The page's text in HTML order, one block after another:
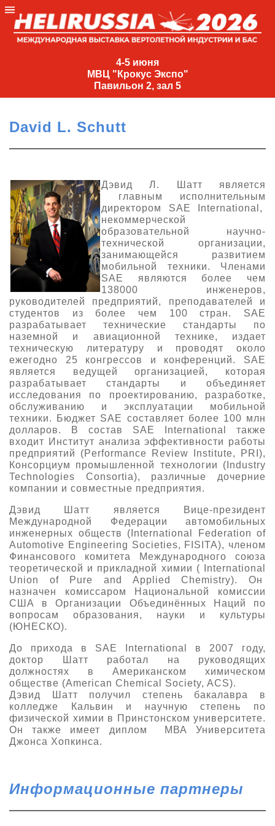
4-5 июня
МВЦ "Крокус Экспо"
Павильон 2, зал 5
4-
МВЦ
Экспо"
Павильон
зал
5
+7
(495)
477-
33-81
О выставке
Партнеры выставки
Крокус Экспо
Даты будущих выставок
Документы
Контакты
Для участников
Заявка на участие
Заочное участие
Прилет на выставку
Основные требования МВЦ «Крокус Экспо»
Для посетителей
Место проведения HeliRussia
Схема проезда
Правила доступа и пребывания Крокус Экспо
Для СМИ
Аккредитация прессы
Условия инфопартнёрства
Положение об аккредитации
Публикации о выставке
Архив
David L. Schutt
Дэвид Л. Шатт является
главным исполнительным
директором SAE International,
некоммерческой
образовательной научно-
технической организации,
занимающейся развитием
мобильной техники. Членами
SAE являются более чем
138000 инженеров,
руководителей предприятий, преподавателей и
студентов из более чем 100 стран. SAE
разрабатывает технические стандарты по
наземной и авиационной технике, издает
техническую литературу и проводят около
ежегодно 25 конгрессов и конференций. SAE
является ведущей организацией, которая
разрабатывает стандарты и объединяет
исследования по проектированию, разработке,
обслуживанию и эксплуатации мобильной
техники. Бюджет SAE составляет более 100 млн
долларов. В состав SAE International также
входит Институт анализа эффективности работы
предприятий (Performance Review Institute, PRI),
Консорциум промышленной технологии (Industry
Technologies Consortia), различные дочерние
компании и совместные предприятия.
Дэвид Шатт является Вице-президент
Международной Федерации автомобильных
инженерных обществ (International Federation of
Automotive Engineering Societies, FISITA), членом
Финансового комитета Международного союза
теоретической и прикладной химии ( International
Union of Pure and Applied Chemistry). Он
назначен комиссаром Национальной комиссии
США в Организации Объединённых Наций по
вопросам образования, науки и культуры
(ЮНЕСКО).
До прихода в SAE International в 2007 году,
доктор Шатт работал на руководящих
должностях в Американском химическом
обществе (American Chemical Society, ACS).
Дэвид Шатт получил степень бакалавра в
колледже Кальвин и научную степень по
физической химии в Принстонском университете.
Он также имеет диплом МВА Университета
Джонса Хопкинса.
Информационные партнеры